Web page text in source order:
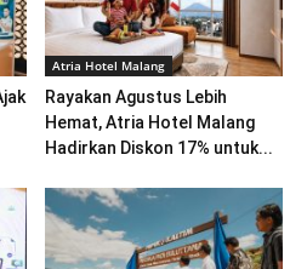
Atria Hotel Malang
Rayakan Agustus Lebih
Hemat, Atria Hotel Malang
Hadirkan Diskon 17% untuk...